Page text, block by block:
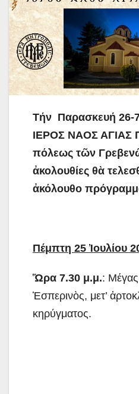
Τήν Παρασκευή 26-
ΙΕΡΟΣ ΝΑΟΣ
πόλεως τῶν
ἀκολουθίες θὰ
ἀκόλουθο
Πέμπτη 25 Ἰουλίου
Ὥρα 7.30 μ.μ.:
Ἑσπερινὸς, μετ’
κηρύγματος.